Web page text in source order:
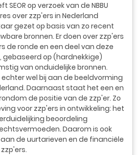
SEOR op verzoek van de NBBU
over zzp'ers in Nederland
gezet op basis van zo recent
bronnen. Er doen over zzp'ers
de ronde en een deel van deze
op (hardnekkige)
van onduidelijke bronnen.
wel bij aan de beeldvorming
Daarnaast staat het een en
de positie van de zzp'er. Zo
voor zzp'ers in ontwikkeling: het
beoordeling
Daarom is ook
de uurtarieven en de financiële